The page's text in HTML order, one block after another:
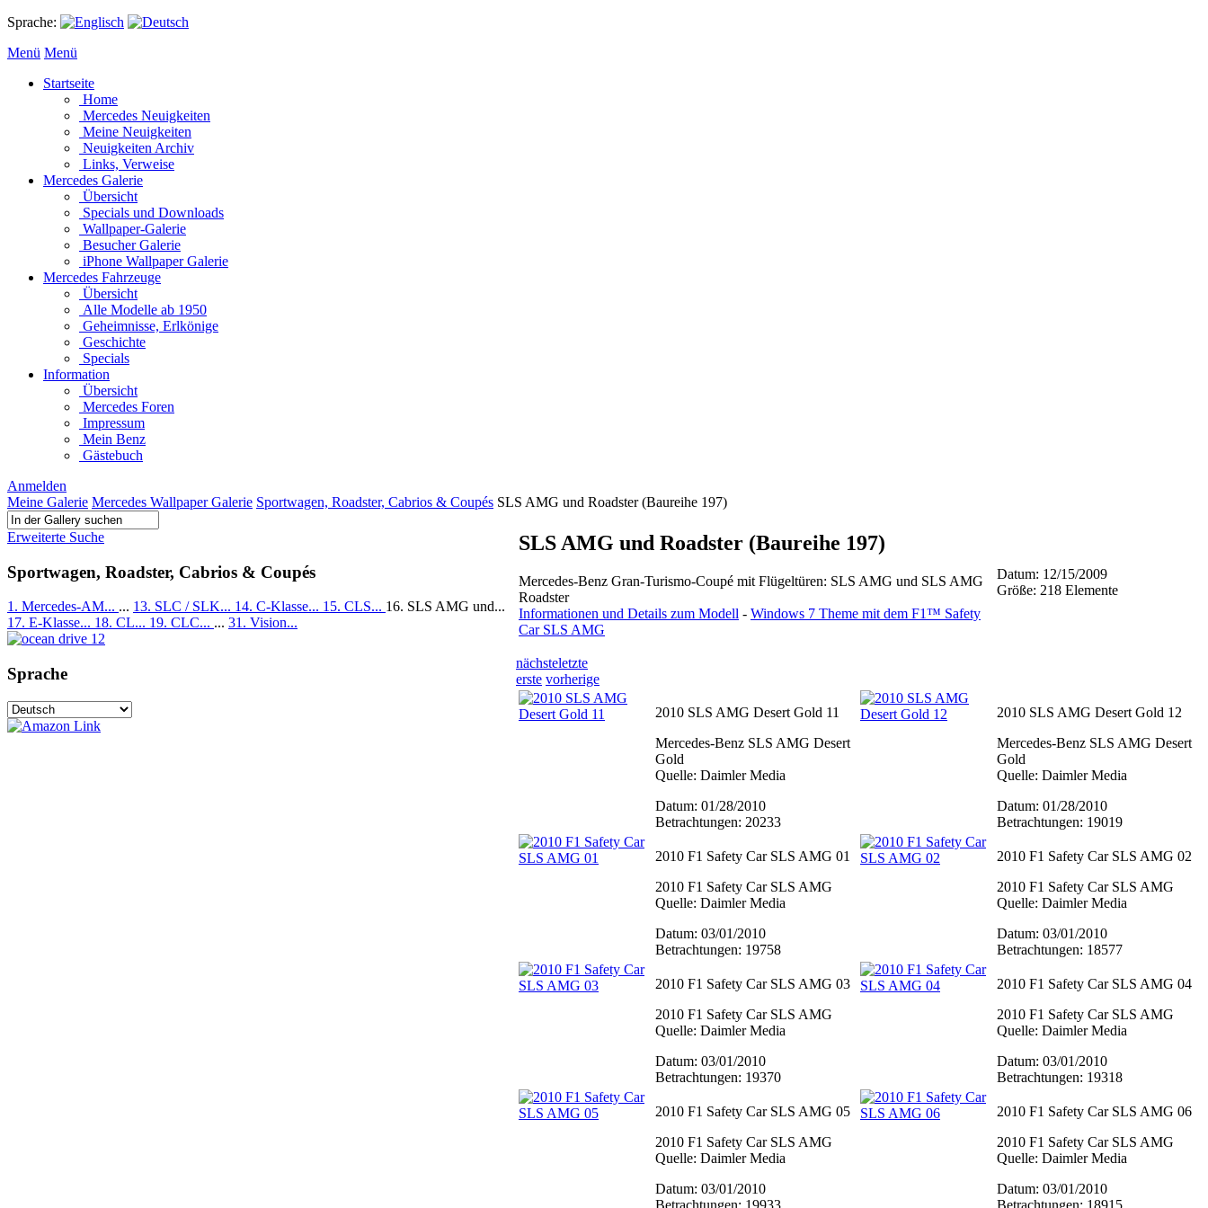
Sprache:
Menü Menü
Startseite
Home
Mercedes Neuigkeiten
Meine Neuigkeiten
Neuigkeiten Archiv
Links, Verweise
Mercedes Galerie
Übersicht
Specials und Downloads
Wallpaper-Galerie
Besucher Galerie
iPhone Wallpaper Galerie
Mercedes Fahrzeuge
Übersicht
Alle Modelle ab 1950
Geheimnisse, Erlkönige
Geschichte
Specials
Information
Übersicht
Mercedes Foren
Impressum
Mein Benz
Gästebuch
Anmelden
Meine Galerie Mercedes Wallpaper Galerie Sportwagen, Roadster, Cabrios & Coupés SLS AMG und Roadster (Baureihe 197)
Erweiterte Suche
Sportwagen, Roadster, Cabrios & Coupés
1. Mercedes-AM... ... 13. SLC / SLK... 14. C-Klasse... 15. CLS... 16. SLS AMG und...
17. E-Klasse... 18. CL... 19. CLC... ... 31. Vision...
Sprache
SLS AMG und Roadster (Baureihe 197)
Mercedes-Benz Gran-Turismo-Coupé mit Flügeltüren: SLS AMG und SLS AMG
Roadster
Informationen und Details zum Modell - Windows 7 Theme mit dem F1™ Safety
Car SLS AMG
Datum: 12/15/2009
Größe: 218 Elemente
nächsteletzte
erste vorherige
2010 SLS AMG Desert Gold 11
Mercedes-Benz SLS AMG Desert
Gold
Quelle: Daimler Media
Datum: 01/28/2010
Betrachtungen: 20233
2010 SLS AMG Desert Gold 12
Mercedes-Benz SLS AMG Desert
Gold
Quelle: Daimler Media
Datum: 01/28/2010
Betrachtungen: 19019
2010 F1 Safety Car SLS AMG 01
2010 F1 Safety Car SLS AMG
Quelle: Daimler Media
Datum: 03/01/2010
Betrachtungen: 19758
2010 F1 Safety Car SLS AMG 02
2010 F1 Safety Car SLS AMG
Quelle: Daimler Media
Datum: 03/01/2010
Betrachtungen: 18577
2010 F1 Safety Car SLS AMG 03
2010 F1 Safety Car SLS AMG
Quelle: Daimler Media
Datum: 03/01/2010
Betrachtungen: 19370
2010 F1 Safety Car SLS AMG 04
2010 F1 Safety Car SLS AMG
Quelle: Daimler Media
Datum: 03/01/2010
Betrachtungen: 19318
2010 F1 Safety Car SLS AMG 05
2010 F1 Safety Car SLS AMG
Quelle: Daimler Media
Datum: 03/01/2010
Betrachtungen: 19933
2010 F1 Safety Car SLS AMG 06
2010 F1 Safety Car SLS AMG
Quelle: Daimler Media
Datum: 03/01/2010
Betrachtungen: 18915